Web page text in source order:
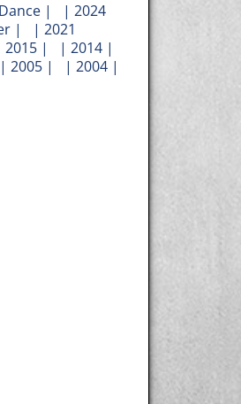
| | 2024
| | 2021
2015 | | 2014 |
2005 | | 2004 |